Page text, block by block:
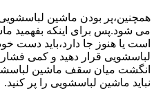
همچنین،پر بودن ماشین
می شود.پس برای اینکه بفهمید
است یا هنوز جا دارد،باید دست
انگشت میان سقف ماشین
نباید ماشین لباسشویی را پر کنید.